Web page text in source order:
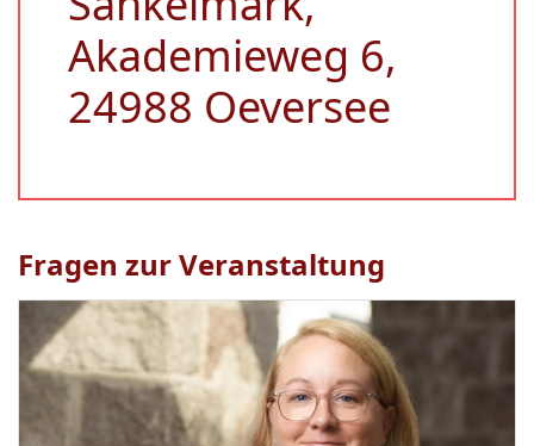
Akademieweg 6,
24988 Oeversee
Fragen zur Veranstaltung